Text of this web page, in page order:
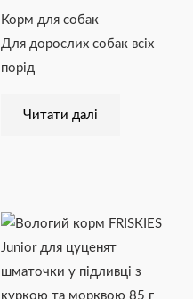
Корм для собак
Для дорослих собак всіх
порід
Читати далі